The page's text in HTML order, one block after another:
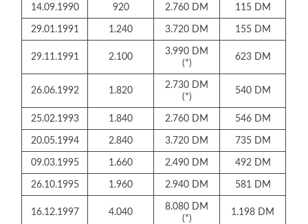
14.09.1990 920 2.760 DM 115 DM
29.01.1991 1.240 3.720 DM 155 DM
29.11.1991 2.100
3.990 DM
(*)
623 DM
26.06.1992 1.820
2.730 DM
(*)
540 DM
25.02.1993 1.840 2.760 DM 546 DM
20.05.1994 2.840 3.720 DM 735 DM
09.03.1995 1.660 2.490 DM 492 DM
26.10.1995 1.960 2.940 DM 581 DM
16.12.1997 4.040
8.080 DM
(*)
1.198 DM